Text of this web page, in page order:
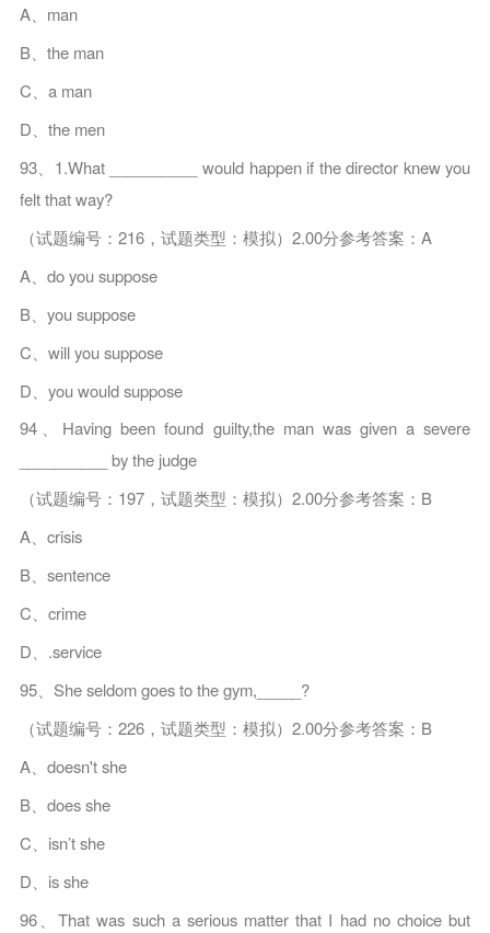
A、man
B、the man
C、a man
D、the men
93、1.What __________ would happen if the director knew you
felt that way?
（试题编号：216，试题类型：模拟）2.00分参考答案：A
A、do you suppose
B、you suppose
C、will you suppose
D、you would suppose
94、Having been found guilty,the man was given a severe
__________ by the judge
（试题编号：197，试题类型：模拟）2.00分参考答案：B
A、crisis
B、sentence
C、crime
D、.service
95、She seldom goes to the gym,_____?
（试题编号：226，试题类型：模拟）2.00分参考答案：B
A、doesn't she
B、does she
C、isn’t she
D、is she
96、That was such a serious matter that I had no choice but